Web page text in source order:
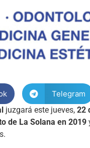
Telegram
juzgará este jueves, 22
de La Solana en 2019